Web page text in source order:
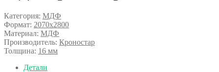
Категория: МДФ
Формат: 2070x2800
Материал: МДФ
Производитель: Кроностар
Толщина: 16 мм
Детали